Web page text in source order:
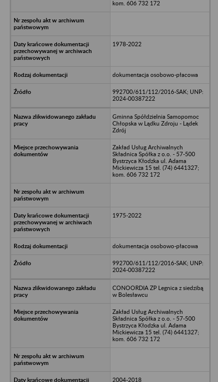
kom. 606 732 172
1978-2022
dokumentacja osobowo-płacowa
992700/611/112/2016-SAK; UNP:
2024-00387222
Gminna Spółdzielnia Samopomoc
Chłopska w Lądku Zdroju - Lądek
Zdrój
Zakład Usług Archiwalnych
Składnica Spółka z o.o. - 57-500
Bystrzyca Kłodzka ul. Adama
Mickiewicza 15 tel. (74) 6441327;
kom. 606 732 172
1975-2022
dokumentacja osobowo-płacowa
992700/611/112/2016-SAK; UNP:
2024-00387222
CONOORDIA ZP Legnica z siedzibą
w Bolesławcu
Zakład Usług Archiwalnych
Składnica Spółka z o.o. - 57-500
Bystrzyca Kłodzka ul. Adama
Mickiewicza 15 tel. (74) 6441327;
kom. 606 732 172
2004-2018